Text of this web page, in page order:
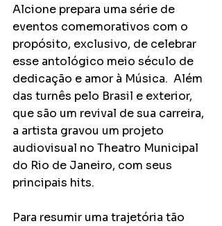
Alcione prepara uma série de
eventos comemorativos com o
propósito, exclusivo, de celebrar
esse antológico meio século de
dedicação e amor à Música.  Além
das turnês pelo Brasil e exterior,
que são um revival de sua carreira,
a artista gravou um projeto
audiovisual no Theatro Municipal
do Rio de Janeiro, com seus
principais hits.
Para resumir uma trajetória tão